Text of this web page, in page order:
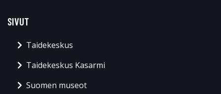
SIVUT
Taidekeskus
Taidekeskus Kasarmi
Suomen museot